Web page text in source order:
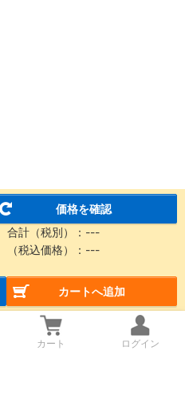
価格を確認
合計（税別）： ---
（税込価格）： ---
カートへ追加
カート ログイン